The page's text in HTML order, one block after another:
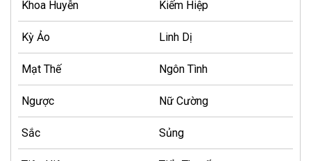
Khoa Huyễn Kiếm Hiệp
Kỳ Ảo Linh Dị
Mạt Thế Ngôn Tình
Ngược Nữ Cường
Sắc Sủng